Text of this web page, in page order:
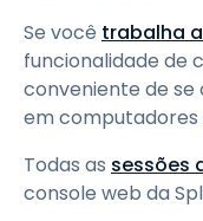
Se você trabalha
funcionalidade de
conveniente de se
em computadores
Todas as sessões
console web da